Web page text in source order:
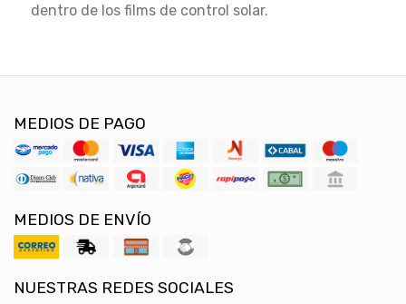
dentro de los films de control solar.
MEDIOS DE PAGO
MEDIOS DE ENVÍO
NUESTRAS REDES SOCIALES